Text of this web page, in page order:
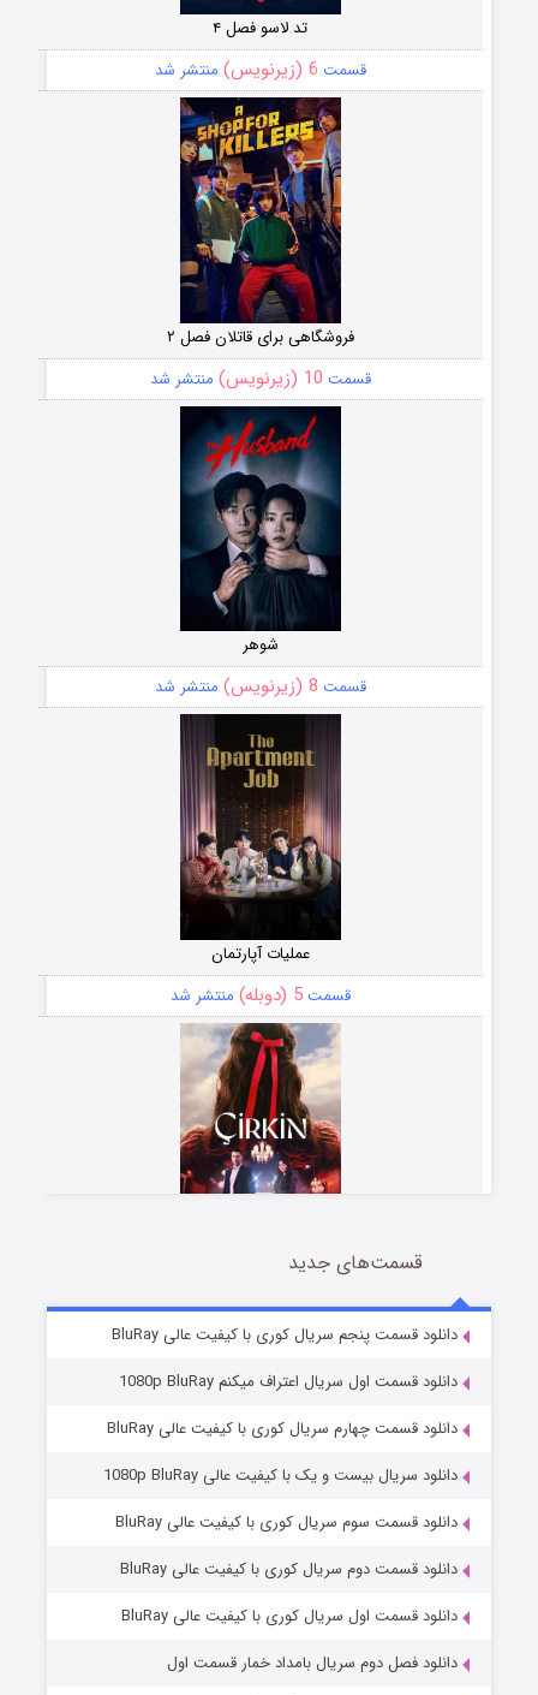
تد لاسو فصل ۴
قسمت 6 (زیرنویس) منتشر شد
فروشگاهی برای قاتلان فصل ۲
قسمت 10 (زیرنویس) منتشر شد
شوهر
قسمت 8 (زیرنویس) منتشر شد
عملیات آپارتمان
قسمت5 (دوبله) منتشر شد
سریال زشت
قسمت2 (زیرنویس) منتشر شد
مردگان متحرک: شهر مرده ۳
قسمت2 (زیرنویس) منتشر شد
قسمت‌های جدید
دانلود قسمت پنجم سریال کوری با کیفیت عالی BluRay
دانلود قسمت اول سریال اعتراف میکنم 1080p BluRay
دانلود قسمت چهارم سریال کوری با کیفیت عالی BluRay
دانلود سریال بیست و یک با کیفیت عالی 1080p BluRay
دانلود قسمت سوم سریال کوری با کیفیت عالی BluRay
دانلود قسمت دوم سریال کوری با کیفیت عالی BluRay
دانلود قسمت اول سریال کوری با کیفیت عالی BluRay
دانلود فصل دوم سریال بامداد خمار قسمت اول